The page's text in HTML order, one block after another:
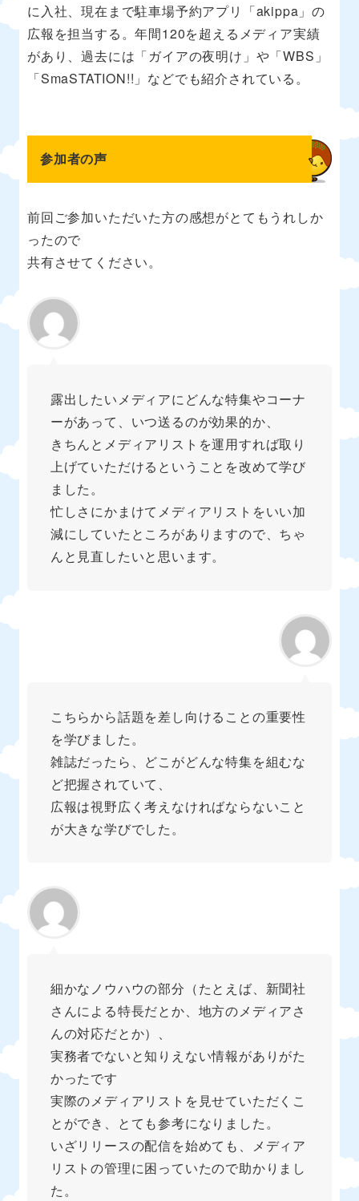
に入社、現在まで駐車場予約アプリ「akippa」の
広報を担当する。年間120を超えるメディア実績
があり、過去には「ガイアの夜明け」や「WBS」
「‎SmaSTATION!!」などでも紹介されている。
参加者の声
前回ご参加いただいた方の感想がとてもうれしか
ったので
共有させてください。
露出したいメディアにどんな特集やコーナ
ーがあって、いつ送るのが効果的か、
きちんとメディアリストを運用すれば取り
上げていただけるということを改めて学び
ました。
忙しさにかまけてメディアリストをいい加
減にしていたところがありますので、ちゃ
んと見直したいと思います。
こちらから話題を差し向けることの重要性
を学びました。
雑誌だったら、どこがどんな特集を組むな
ど把握されていて、
広報は視野広く考えなければならないこと
が大きな学びでした。
細かなノウハウの部分（たとえば、新聞社
さんによる特長だとか、地方のメディアさ
んの対応だとか）、
実務者でないと知りえない情報がありがた
かったです
実際のメディアリストを見せていただくこ
とができ、とても参考になりました。
いざリリースの配信を始めても、メディア
リストの管理に困っていたので助かりまし
た。